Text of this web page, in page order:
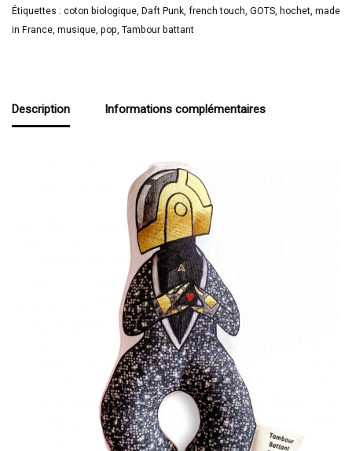
Étiquettes : coton biologique Daft Punk french touch GOTS hochet made
in France musique pop Tambour battant
Description Informations complémentaires